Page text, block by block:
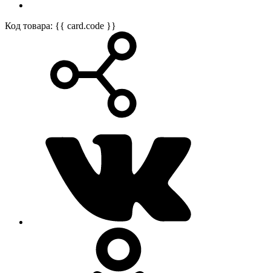
Код товара: {{ card.code }}